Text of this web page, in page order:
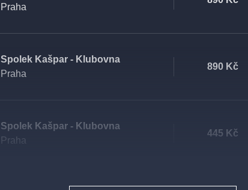
Praha
Spolek Kašpar - Klubovna
Praha
890 Kč
Spolek Kašpar - Klubovna
Praha
445 Kč